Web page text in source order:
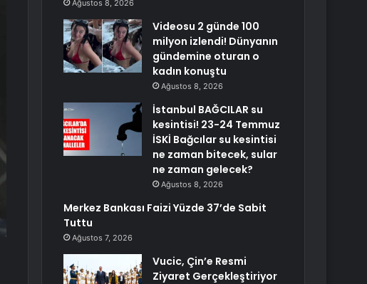
Ağustos 8, 2026
Videosu 2 günde 100
milyon izlendi! Dünyanın
gündemine oturan o
kadın konuştu
Ağustos 8, 2026
İstanbul BAĞCILAR su
kesintisi! 23-24 Temmuz
İSKİ Bağcılar su kesintisi
ne zaman bitecek, sular
ne zaman gelecek?
Ağustos 8, 2026
Merkez Bankası Faizi Yüzde 37’de Sabit
Tuttu
Ağustos 7, 2026
Vucic, Çin’e Resmi
Ziyaret Gerçekleştiriyor